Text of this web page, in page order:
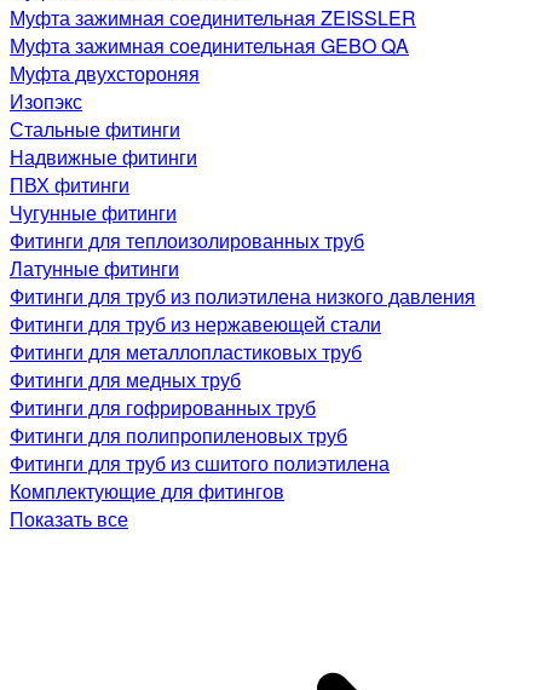
Муфта зажимная соединительная ZEISSLER
Муфта зажимная соединительная GEBO QA
Муфта двухстороняя
Изопэкс
Стальные фитинги
Надвижные фитинги
ПВХ фитинги
Чугунные фитинги
Фитинги для теплоизолированных труб
Латунные фитинги
Фитинги для труб из полиэтилена низкого давления
Фитинги для труб из нержавеющей стали
Фитинги для металлопластиковых труб
Фитинги для медных труб
Фитинги для гофрированных труб
Фитинги для полипропиленовых труб
Фитинги для труб из сшитого полиэтилена
Комплектующие для фитингов
Показать все